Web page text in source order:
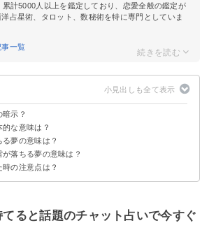
累計5000人以上を鑑定しており、恋愛全般の鑑定が
占星術、タロット、数秘術を特に専門としていま
事一覧
示？
な意味は？
発するサイン
決まる
る夢の意味は？
夢【吉夢】
る夢【吉夢】
【警告夢】
【吉夢】
る夢【吉夢】
が落ちる夢の意味は？
凶夢】
警告夢】
吉夢】
吉夢】
吉夢】
【警告夢】
【凶夢】
吉夢】
夢【吉夢】
【警告夢】
の注意点は？
夢や凶夢は話す
ると話題のチャット占いで今すぐ